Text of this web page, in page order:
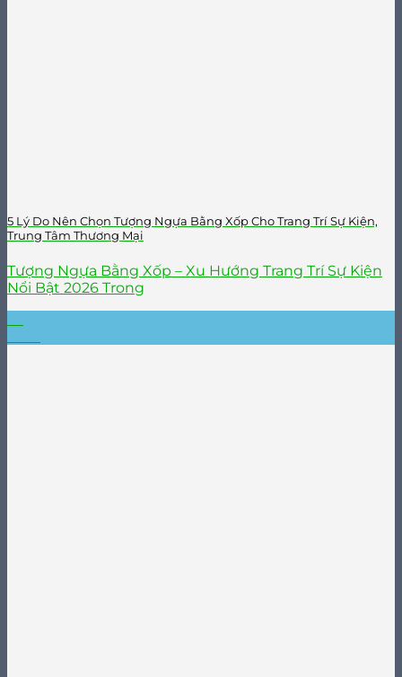
5 Lý Do Nên Chọn Tượng Ngựa Bằng Xốp Cho Trang Trí Sự Kiện,
Trung Tâm Thương Mại
Tượng Ngựa Bằng Xốp – Xu Hướng Trang Trí Sự Kiện
Nổi Bật 2026 Trong